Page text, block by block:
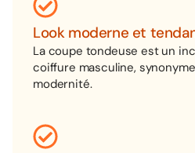
Look moderne et
La coupe tondeuse est un
coiffure masculine,
modernité.